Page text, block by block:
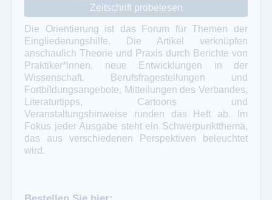
Zeitschrift probelesen
Die Orientierung ist das Forum für Themen der
Eingliederungshilfe. Die Artikel verknüpfen
anschaulich Theorie und Praxis durch Berichte von
Praktiker*innen, neue Entwicklungen in der
Wissenschaft. Berufsfragestellungen und
Fortbildungsangebote, Mitteilungen des Verbandes,
Literaturtipps, Cartoons und
Veranstaltungshinweise runden das Heft ab. Im
Fokus jeder Ausgabe steht ein Schwerpunktthema,
das aus verschiedenen Perspektiven beleuchtet
wird.